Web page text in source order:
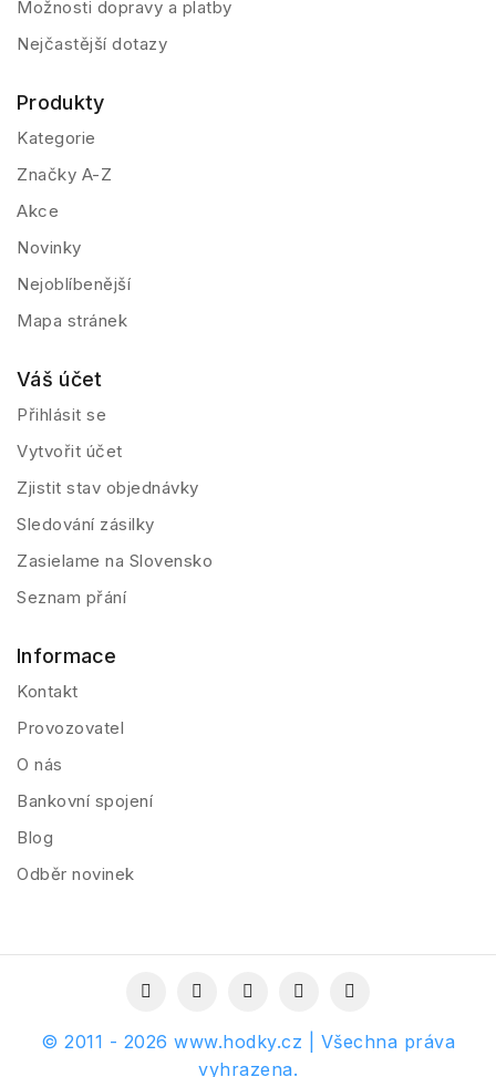
Možnosti dopravy a platby
Nejčastější dotazy
Produkty
Kategorie
Značky A-Z
Akce
Novinky
Nejoblíbenější
Mapa stránek
Váš účet
Přihlásit se
Vytvořit účet
Zjistit stav objednávky
Sledování zásilky
Zasielame na Slovensko
Seznam přání
Informace
Kontakt
Provozovatel
O nás
Bankovní spojení
Blog
Odběr novinek
© 2011 - 2026 www.hodky.cz | Všechna práva
vyhrazena.